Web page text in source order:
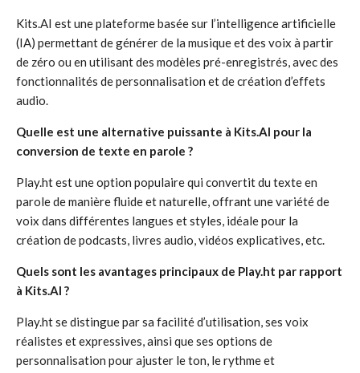
Kits.AI est une plateforme basée sur l’intelligence artificielle
(IA) permettant de générer de la musique et des voix à partir
de zéro ou en utilisant des modèles pré-enregistrés, avec des
fonctionnalités de personnalisation et de création d’effets
audio.
Quelle est une alternative puissante à Kits.AI pour la
conversion de texte en parole ?
Play.ht est une option populaire qui convertit du texte en
parole de manière fluide et naturelle, offrant une variété de
voix dans différentes langues et styles, idéale pour la
création de podcasts, livres audio, vidéos explicatives, etc.
Quels sont les avantages principaux de Play.ht par rapport
à Kits.AI ?
Play.ht se distingue par sa facilité d’utilisation, ses voix
réalistes et expressives, ainsi que ses options de
personnalisation pour ajuster le ton, le rythme et